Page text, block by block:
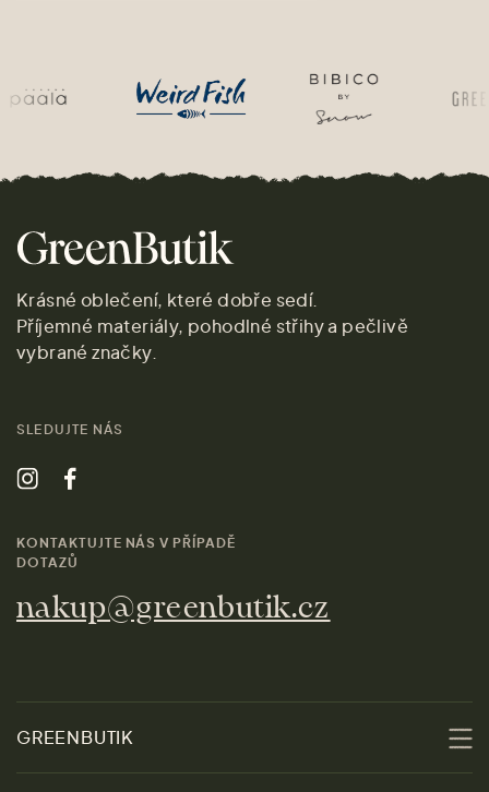
Krásné oblečení, které dobře sedí.
Příjemné materiály, pohodlné střihy a pečlivě
vybrané značky.
SLEDUJTE NÁS
KONTAKTUJTE NÁS V PŘÍPADĚ
DOTAZŮ
nakup@greenbutik.cz
GREENBUTIK